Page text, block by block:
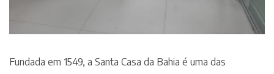
Fundada em 1549, a Santa Casa da Bahia é uma das